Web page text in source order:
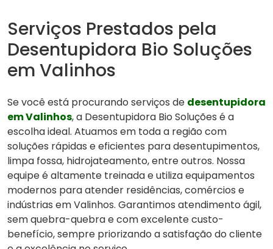
Serviços Prestados pela
Desentupidora Bio Soluções
em Valinhos
Se você está procurando serviços de desentupidora
em Valinhos, a Desentupidora Bio Soluções é a
escolha ideal. Atuamos em toda a região com
soluções rápidas e eficientes para desentupimentos,
limpa fossa, hidrojateamento, entre outros. Nossa
equipe é altamente treinada e utiliza equipamentos
modernos para atender residências, comércios e
indústrias em Valinhos. Garantimos atendimento ágil,
sem quebra-quebra e com excelente custo-
benefício, sempre priorizando a satisfação do cliente